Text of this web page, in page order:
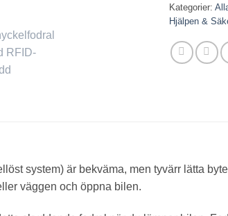
Kategorier:
Hjälpen &
system) är bekväma, men tyvärr lätta
väggen och öppna bilen.